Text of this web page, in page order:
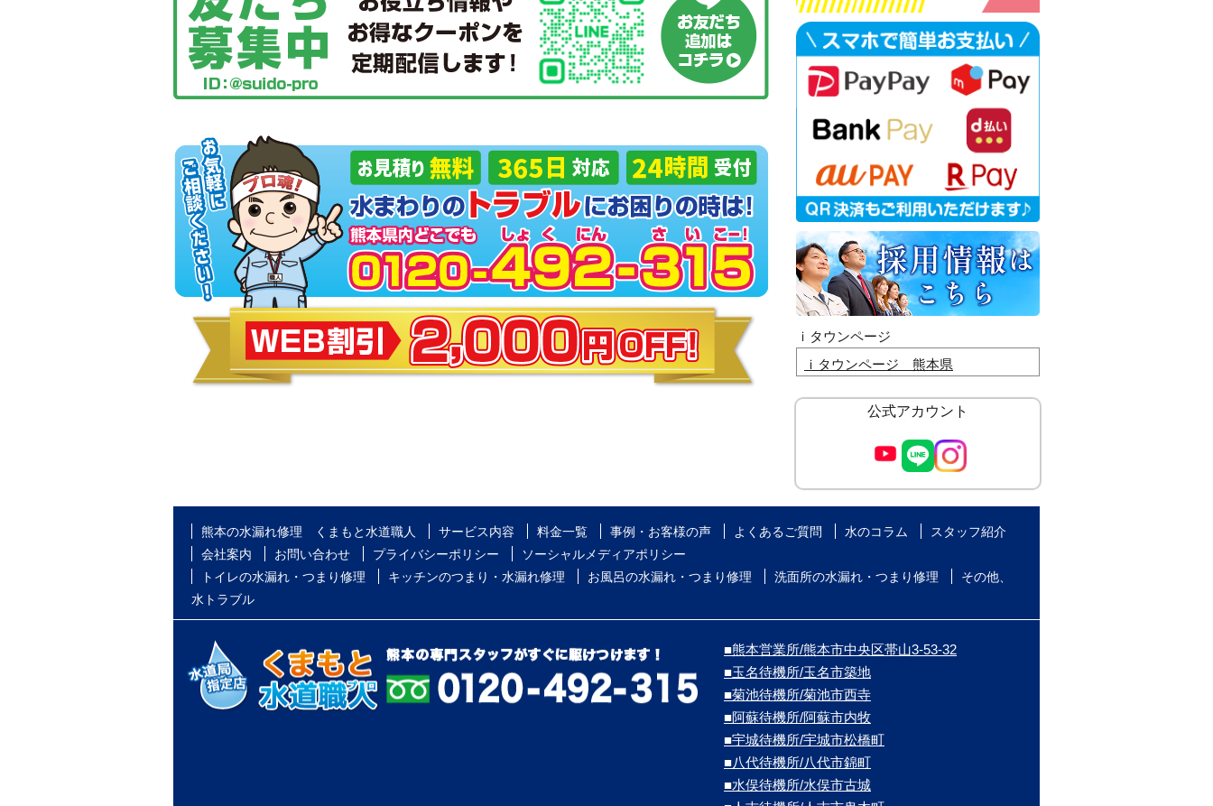
ｉタウンページ
ｉタウンページ 熊本県
公式アカウント
熊本の水漏れ修理 くまもと水道職人 サービス内容 料金一覧 事例・お客様の声 よくあるご質問 水のコラム
スタッフ紹介
会社案内
お問い合わせ プライバシーポリシー
ソーシャルメディアポリシー
トイレの水漏れ・つまり修理
キッチンのつまり・水漏れ修理 お風呂の水漏れ・つまり修理 洗面所の水漏れ・つまり修理
その他、
水トラブル
■熊本営業所/熊本市中央区帯山3-53-32
■玉名待機所/玉名市築地
■菊池待機所/菊池市西寺
■阿蘇待機所/阿蘇市内牧
■宇城待機所/宇城市松橋町
■八代待機所/八代市錦町
■水俣待機所/水俣市古城